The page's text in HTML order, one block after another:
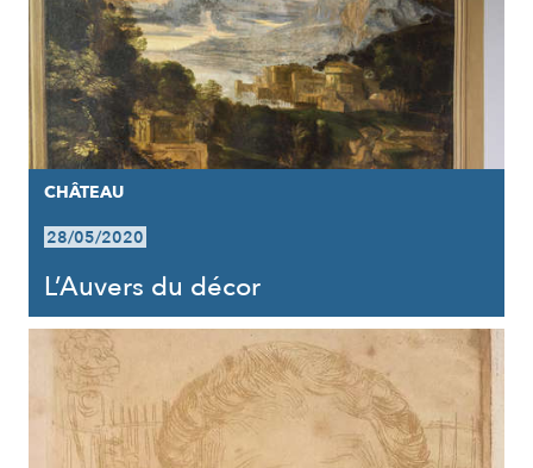
CHÂTEAU
28/05/2020
L’Auvers du décor